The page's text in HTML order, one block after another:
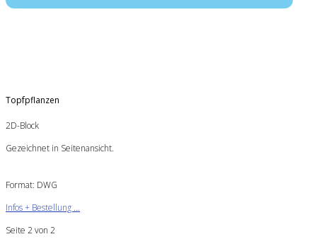
Topfpflanzen
2D-Block
Gezeichnet in Seitenansicht.
Format: DWG
Infos + Bestellung ...
Seite 2 von 2